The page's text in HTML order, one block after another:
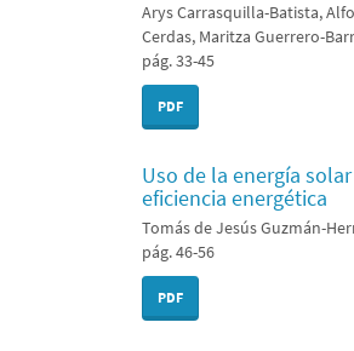
Arys Carrasquilla-Batista,
Cerdas, Maritza Guerrero-
pág. 33-45
PDF
Uso de la energía
eficiencia energética
Tomás de Jesús Guzmán-
pág. 46-56
PDF